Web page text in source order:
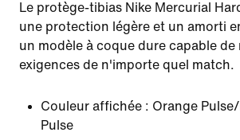
Le protège-tibias Nike Mercurial
une protection légère et un amorti
un modèle à coque dure capable de
exigences de n'importe quel match.
Couleur affichée : Orange
Pulse